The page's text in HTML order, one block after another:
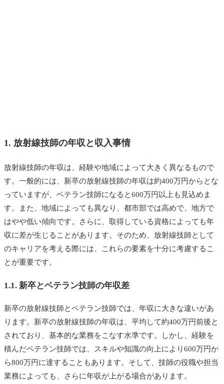
1. 放射線技師の年収と収入事情
放射線技師の年収は、経験や地域によって大きく異なるもので
す。一般的には、新卒の放射線技師の年収は約400万円からとな
っていますが、ベテラン技師になると600万円以上も見込めま
す。また、地域によっても異なり、都市部では高めで、地方で
はやや低い傾向です。さらに、取得している資格によっても年
収に差が生じることがあります。そのため、放射線技師として
のキャリアを考える際には、これらの要素を十分に考慮するこ
とが重要です。
1.1. 新卒とベテラン技師の年収差
新卒の放射線技師とベテラン技師では、年収に大きな違いがあ
ります。新卒の放射線技師の年収は、平均して約400万円前後と
されており、基本的な業務をこなす水準です。しかし、経験を
積んだベテラン技師では、スキルや知識の向上により600万円か
ら800万円に達することもあります。そして、技師の役職や担当
業務によっても、さらに年収が上がる場合があります。